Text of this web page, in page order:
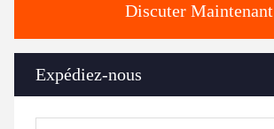
Discuter Maintenant
Expédiez-nous